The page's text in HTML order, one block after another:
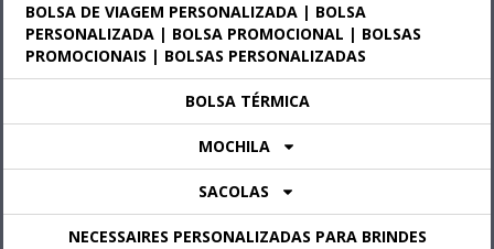
BOLSA DE VIAGEM PERSONALIZADA | BOLSA
PERSONALIZADA | BOLSA PROMOCIONAL | BOLSAS
PROMOCIONAIS | BOLSAS PERSONALIZADAS
BOLSA TÉRMICA
MOCHILA
SACOLAS
NECESSAIRES PERSONALIZADAS PARA BRINDES